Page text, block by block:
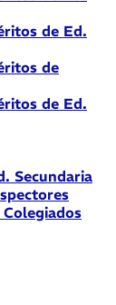
de Ed.
de
de Ed.
Secundaria